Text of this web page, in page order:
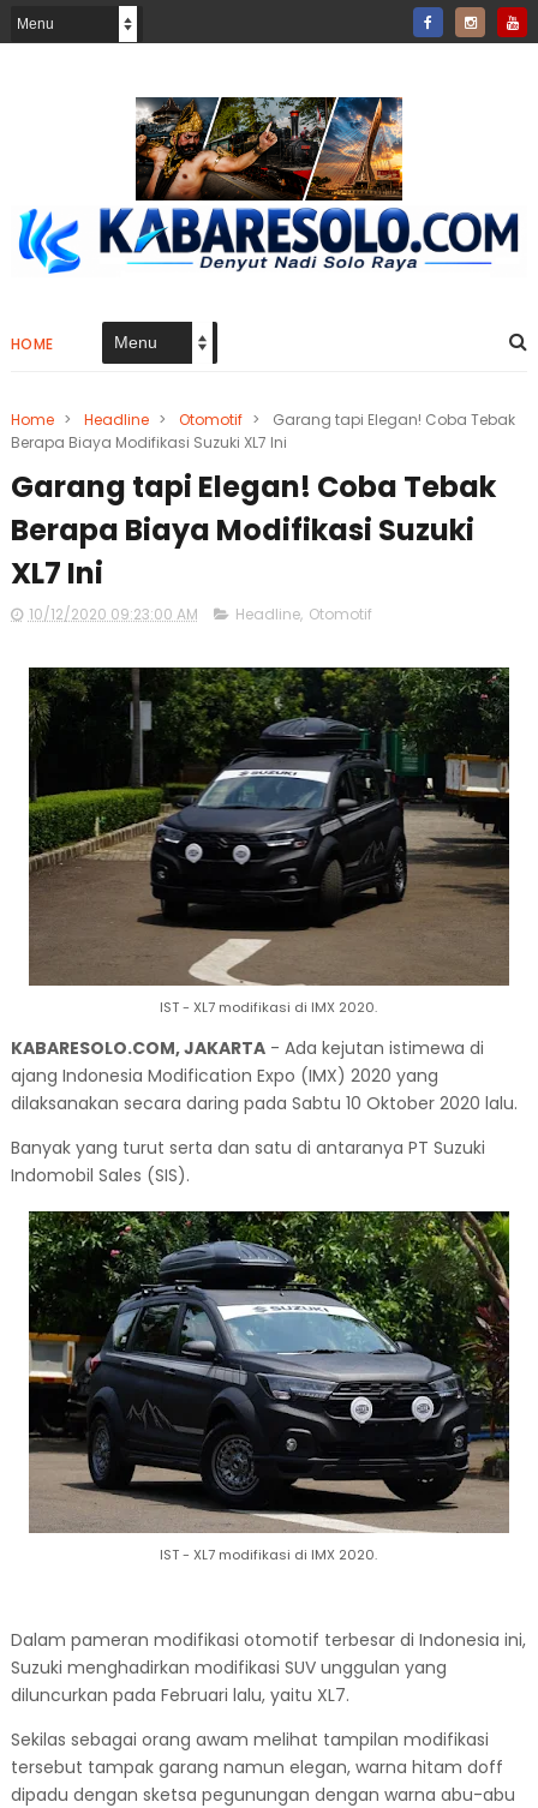
HOME
Home > Headline > Otomotif >
Garang tapi Elegan! Coba Tebak
Berapa Biaya Modifikasi Suzuki XL7 Ini
Garang tapi Elegan! Coba Tebak
Berapa Biaya Modifikasi Suzuki
XL7 Ini
10/12/2020 09:23:00 AM Headline, Otomotif
IST - XL7 modifikasi di IMX 2020.
KABARESOLO.COM, JAKARTA- Ada kejutan istimewa di
ajang Indonesia Modification Expo (IMX) 2020 yang
dilaksanakan secara daring pada Sabtu 10 Oktober 2020 lalu.
Banyak yang turut serta dan satu di antaranya PT Suzuki
Indomobil Sales (SIS).
IST - XL7 modifikasi di IMX 2020.
Dalam pameran modifikasi otomotif terbesar di Indonesia ini,
Suzuki menghadirkan modifikasi SUV unggulan yang
diluncurkan pada Februari lalu, yaitu XL7.
Sekilas sebagai orang awam melihat tampilan modifikasi
tersebut tampak garang namun elegan, warna hitam doff
dipadu dengan sketsa pegunungan dengan warna abu-abu